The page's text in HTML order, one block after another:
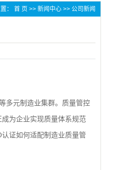
： 首 页 >> 新闻中心 >> 公司新闻
多元制造业集群。质量管控
为企业实现质量体系规范
证如何适配制造业质量管